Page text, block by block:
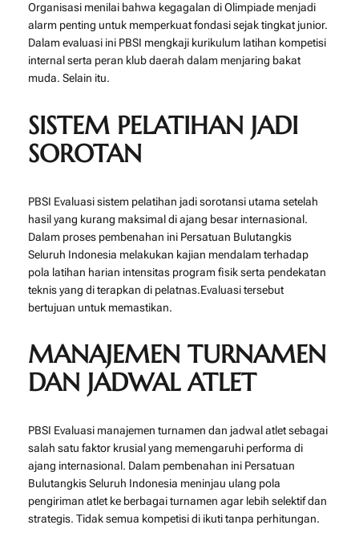
Organisasi menilai bahwa kegagalan di Olimpiade menjadi
alarm penting untuk memperkuat fondasi sejak tingkat junior.
Dalam evaluasi ini PBSI mengkaji kurikulum latihan kompetisi
internal serta peran klub daerah dalam menjaring bakat
muda. Selain itu.
SISTEM PELATIHAN JADI
SOROTAN
PBSI Evaluasi sistem pelatihan jadi sorotansi utama setelah
hasil yang kurang maksimal di ajang besar internasional.
Dalam proses pembenahan ini Persatuan Bulutangkis
Seluruh Indonesia melakukan kajian mendalam terhadap
pola latihan harian intensitas program fisik serta pendekatan
teknis yang di terapkan di pelatnas.Evaluasi tersebut
bertujuan untuk memastikan.
MANAJEMEN TURNAMEN
DAN JADWAL ATLET
PBSI Evaluasi manajemen turnamen dan jadwal atlet sebagai
salah satu faktor krusial yang memengaruhi performa di
ajang internasional. Dalam pembenahan ini Persatuan
Bulutangkis Seluruh Indonesia meninjau ulang pola
pengiriman atlet ke berbagai turnamen agar lebih selektif dan
strategis. Tidak semua kompetisi di ikuti tanpa perhitungan.